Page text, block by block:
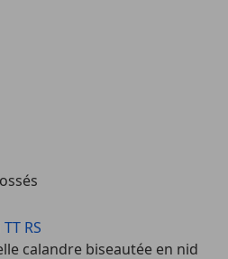
RS
calandre biseautée en nid